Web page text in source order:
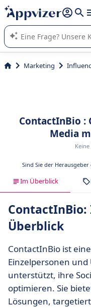
beantworten (mehrere
Die KI von Appvizer führt
von SaaS-Software in
Marketing
ContactInBio :
Media
Sind Sie der
Im Überblick
ContactInBio:
Überblick
ContactInBio ist
Einzelpersonen
unterstützt, ihre
optimieren. Sie
Lösungen,